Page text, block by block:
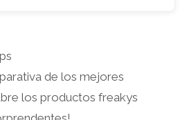
de los mejores
los productos freakys